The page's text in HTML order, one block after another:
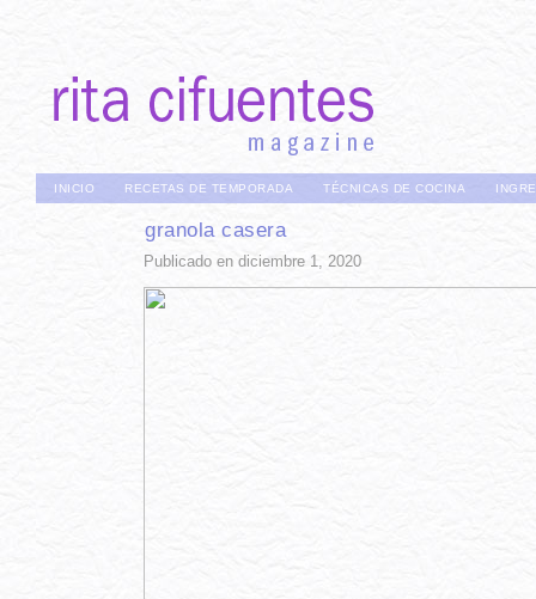
INICIO RECETAS DE TEMPORADA TÉCNICAS DE COCINA
granola casera
Publicado en diciembre 1, 2020